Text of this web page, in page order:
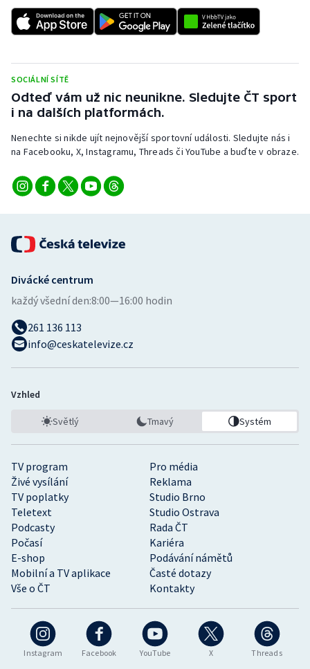
Sportovní střelba
Triatlon
Vodní slalom
Volejbal
SOCIÁLNÍ SÍTĚ
Odteď vám už nic neunikne. Sledujte ČT sport
i na dalších platformách.
Nenechte si nikde ujít nejnovější sportovní události. Sledujte nás i
na Facebooku, X, Instagramu, Threads či YouTube a buďte v obraze.
Instagram Facebook YouTube X Threads
TV program
Pro média
Živé vysílání
Reklama
TV poplatky
Studio Brno
Teletext
Studio Ostrava
Podcasty
Rada ČT
Počasí
Kariéra
E-shop
Podávání námětů
Mobilní a TV aplikace
Časté dotazy
Vše o ČT
Kontakty
Divácké centrum
každý všední den:8:00—16:00 hodin
261 136 113
info@ceskatelevize.cz
Vzhled
Světlý Tmavý Systém